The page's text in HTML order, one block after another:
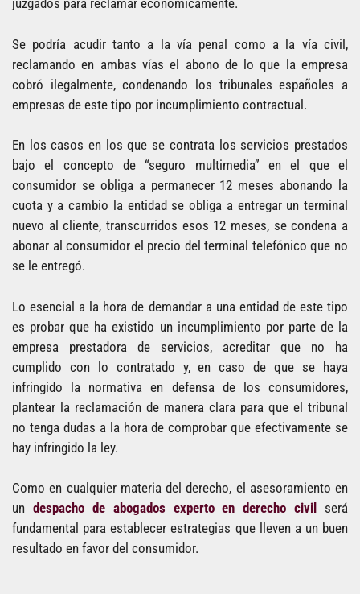
juzgados para reclamar económicamente.
Se podría acudir tanto a la vía penal como a la vía civil,
reclamando en ambas vías el abono de lo que la empresa
cobró ilegalmente, condenando los tribunales españoles a
empresas de este tipo por incumplimiento contractual.
En los casos en los que se contrata los servicios prestados
bajo el concepto de “seguro multimedia” en el que el
consumidor se obliga a permanecer 12 meses abonando la
cuota y a cambio la entidad se obliga a entregar un terminal
nuevo al cliente, transcurridos esos 12 meses, se condena a
abonar al consumidor el precio del terminal telefónico que no
se le entregó.
Lo esencial a la hora de demandar a una entidad de este tipo
es probar que ha existido un incumplimiento por parte de la
empresa prestadora de servicios, acreditar que no ha
cumplido con lo contratado y, en caso de que se haya
infringido la normativa en defensa de los consumidores,
plantear la reclamación de manera clara para que el tribunal
no tenga dudas a la hora de comprobar que efectivamente se
hay infringido la ley.
Como en cualquier materia del derecho, el asesoramiento en
un despacho de abogados experto en derecho civil
será
fundamental para establecer estrategias que lleven a un buen
resultado en favor del consumidor.